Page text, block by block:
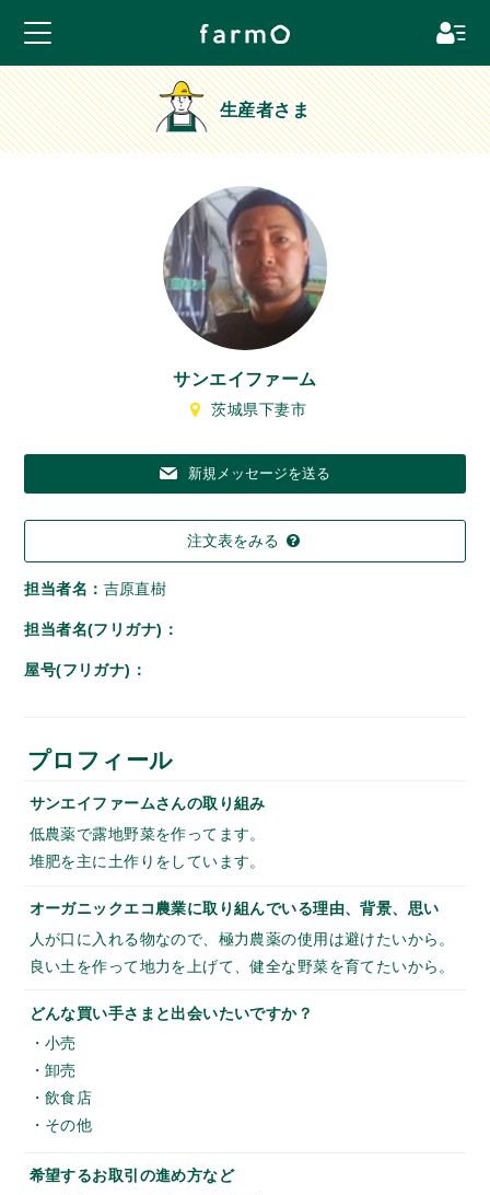
生産者さま
サンエイファーム
茨城県下妻市
新規メッセージを送る
注文表をみる
担当者名： 吉原直樹
担当者名(フリガナ)：
屋号(フリガナ)：
プロフィール
サンエイファームさんの取り組み
低農薬で露地野菜を作ってます。
堆肥を主に土作りをしています。
オーガニックエコ農業に取り組んでいる理由、背景、思い
人が口に入れる物なので、極力農薬の使用は避けたいから。
良い土を作って地力を上げて、健全な野菜を育てたいから。
どんな買い手さまと出会いたいですか？
・小売
・卸売
・飲食店
・その他
希望するお取引の進め方など